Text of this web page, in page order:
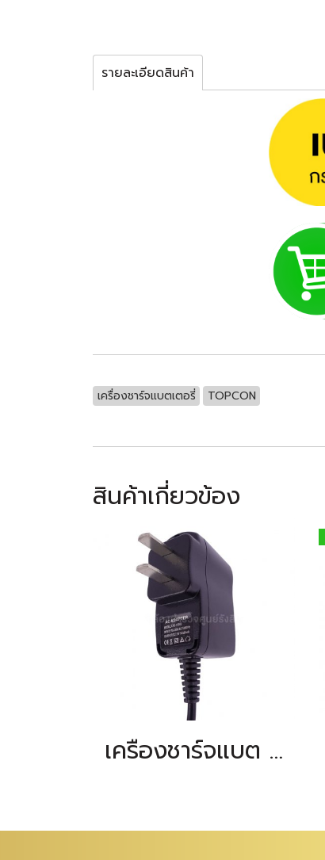
รายละเอียดสินค้า
เครื่องชาร์จแบตเตอรี่ TOPCON
สินค้าเกี่ยวข้อง
เครื่องชาร์จแบต precision DE-2L